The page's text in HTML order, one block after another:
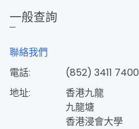
一般查詢
聯絡我們
電話:
(852) 3411 7400
地址:
香港九龍
九龍塘
香港浸會大學